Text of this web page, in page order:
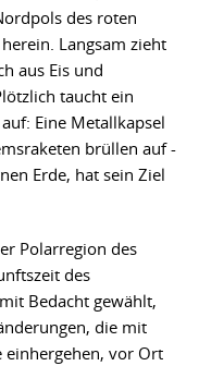
des roten
Langsam zieht
aus Eis und
taucht ein
Eine Metallkapsel
brüllen auf -
Erde, hat sein Ziel
Polarregion des
des
Bedacht gewählt,
die mit
einhergehen, vor Ort